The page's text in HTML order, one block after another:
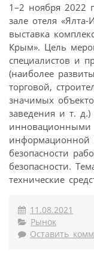
1–2 ноября 2022
зале отеля «Ялта-
выставка
Крым». Цель
специалистов и
(наиболее
торговой,
значимых
заведения и т.
инновационными
информационной
безопасности
безопасности.
технические
11.08.2021
Рынок
Оставить